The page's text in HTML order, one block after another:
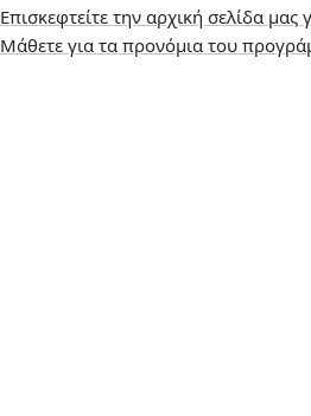
Επισκεφτείτε την αρχική σελίδα μας
Μάθετε για τα προνόμια του